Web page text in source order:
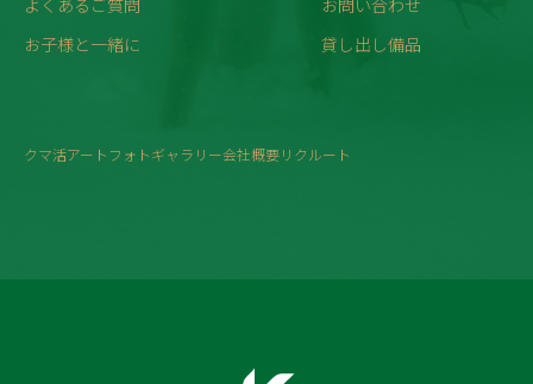
よくあるご質問
お子様と一緒に
お問い合わせ
貸し出し備品
クマ活アート フォトギャラリー会社概要リクルート